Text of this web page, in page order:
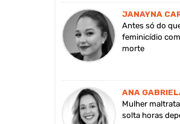
JANAYNA
Antes só do
feminicídio
morte
ANA
Mulher
solta horas